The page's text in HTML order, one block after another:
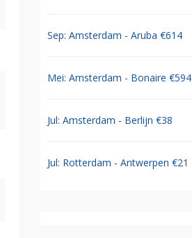
Sep: Amsterdam - Aruba €614
Mei: Amsterdam - Bonaire €594
Jul: Amsterdam - Berlijn €38
Jul: Rotterdam - Antwerpen €21